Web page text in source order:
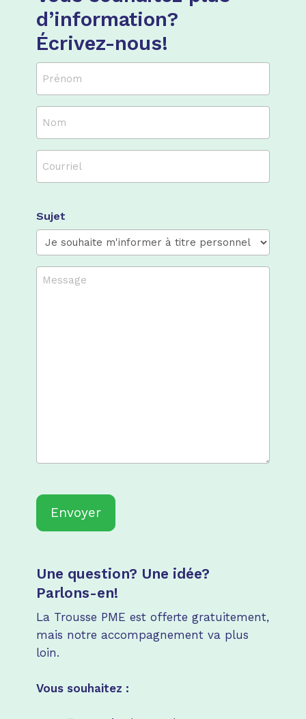
d’information?
Écrivez-nous!
Sujet
Message
Une question? Une idée?
Parlons-en!
La Trousse PME est offerte gratuitement,
mais notre accompagnement va plus
loin.
Vous souhaitez :